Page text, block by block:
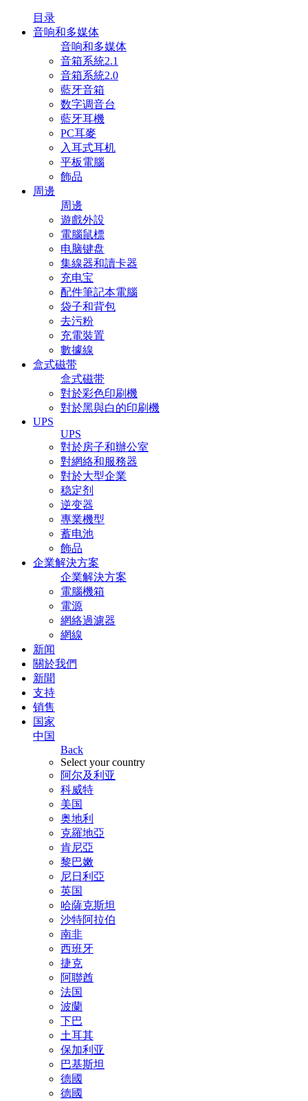
目录
音响和多媒体
音响和多媒体
音箱系統2.1
音箱系統2.0
藍牙音箱
数字调音台
藍牙耳機
PC耳麥
入耳式耳机
平板電腦
飾品
周邊
周邊
遊戲外設
電腦鼠標
电脑键盘
集線器和讀卡器
充电宝
配件筆記本電腦
袋子和背包
去污粉
充電裝置
數據線
盒式磁带
盒式磁带
對於彩色印刷機
對於黑與白的印刷機
UPS
UPS
對於房子和辦公室
對網絡和服務器
對於大型企業
稳定剂
逆变器
專業機型
蓄电池
飾品
企業解決方案
企業解決方案
電腦機箱
電源
網絡過濾器
網線
新闻
關於我們
新聞
支持
销售
国家
中国
Back
Select your country
阿尔及利亚
科威特
美国
奥地利
克羅地亞
肯尼亞
黎巴嫩
尼日利亞
英国
哈薩克斯坦
沙特阿拉伯
南非
西班牙
捷克
阿聯酋
法国
波蘭
下巴
土耳其
保加利亚
巴基斯坦
德國
德國